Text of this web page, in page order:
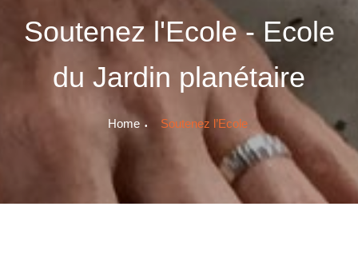
Soutenez l'Ecole - Ecole
du Jardin planétaire
Home Soutenez l’Ecole